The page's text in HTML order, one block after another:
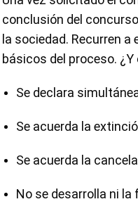
conclusión del
la sociedad. Recurren
básicos del proceso.
Se declara
Se acuerda la
Se acuerda la
No se desarrolla ni